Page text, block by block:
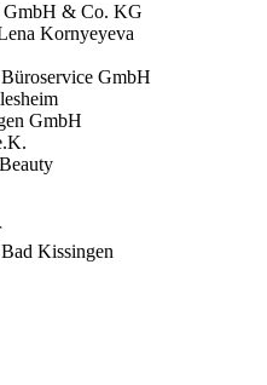
GmbH & Co. KG
Kornyeyeva
GmbH
GmbH
Kissingen